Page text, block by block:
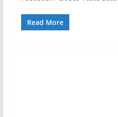
Read More